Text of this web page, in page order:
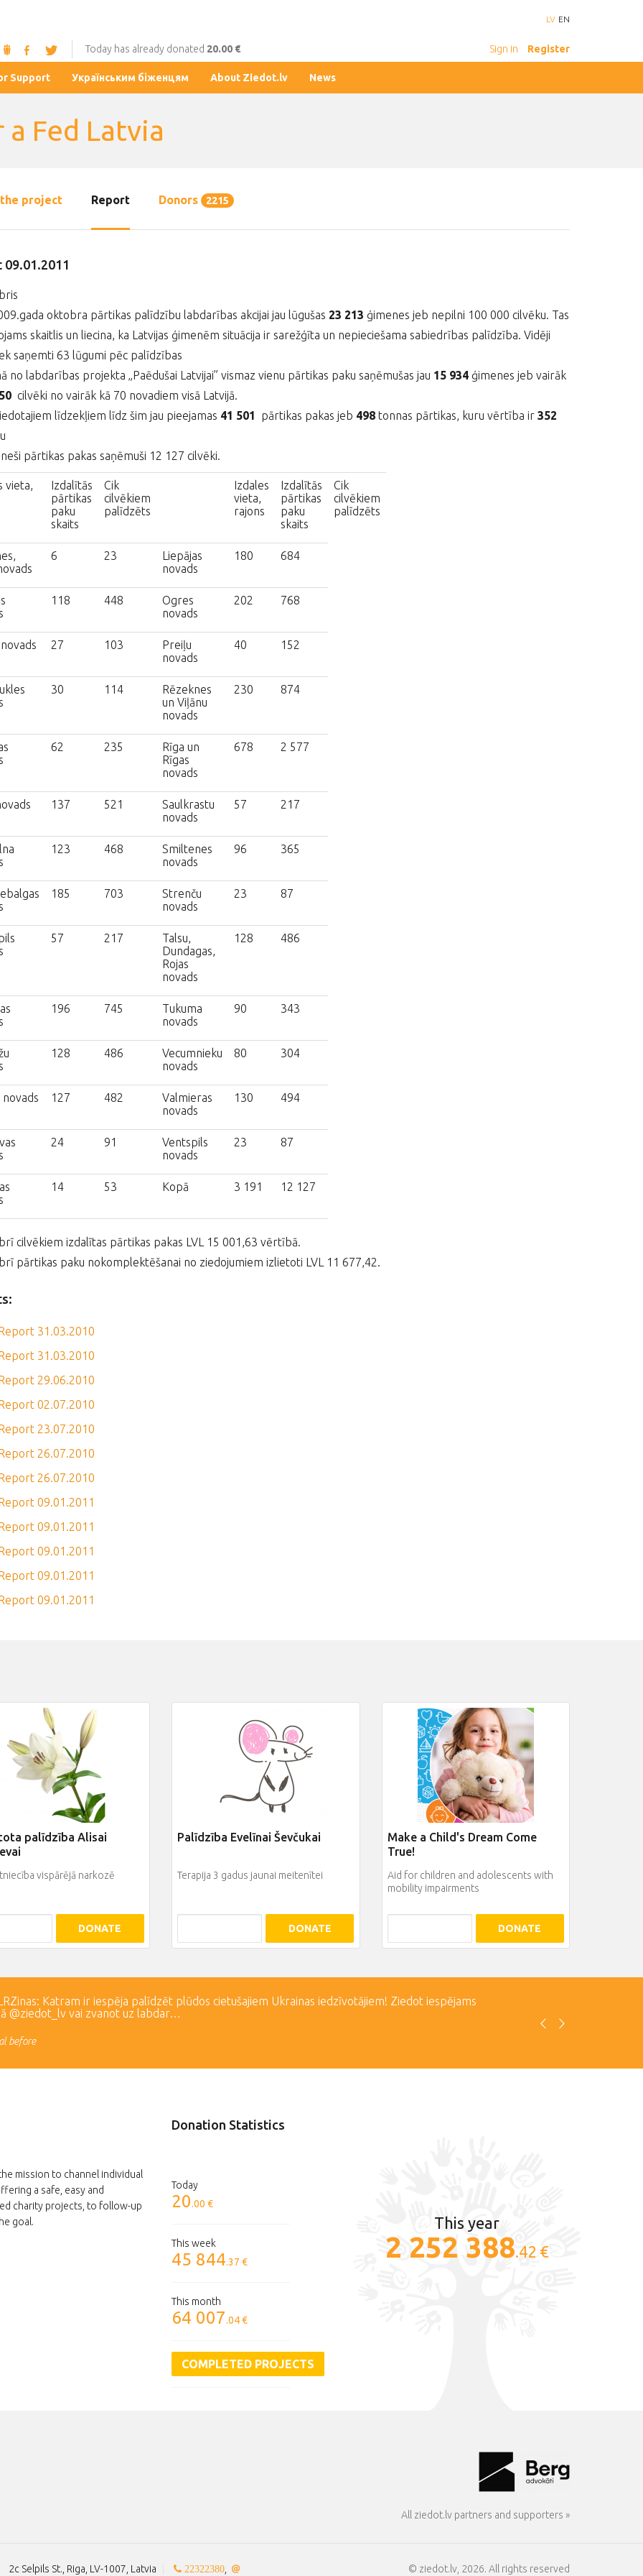
LV EN
Today has already donated 20.00 € Sign in Register
Support Українським біженцям About Ziedot.lv News
a Fed Latvia
project Report Donors 2215
09.01.2011
oktobra pārtikas palīdzību labdarības akcijai jau lūgušas 23 213 ģimenes jeb nepilni 100 000 cilvēku. Tas
skaitlis un liecina, ka Latvijas ģimenēm situācija ir sarežģīta un nepieciešama sabiedrības palīdzība. Vidēji
saņemti 63 lūgumi pēc palīdzības
no labdarības projekta „Paēdušai Latvijai” vismaz vienu pārtikas paku saņēmušas jau 15 934ģimenes jeb vairāk
cilvēki no vairāk kā 70 novadiem visā Latvijā.
līdzekļiem līdz šim jau pieejamas 41 501 pārtikas pakas jeb 498tonnas pārtikas, kuru vērtība ir 352
pārtikas pakas saņēmuši 12 127 cilvēki.
vieta,
Izdalītās
pārtikas
paku
skaits
Cik
cilvēkiem
palīdzēts
Izdales
vieta,
rajons
Izdalītās
pārtikas
paku
skaits
Cik
cilvēkiem
palīdzēts
6 23
Liepājas
novads
180 684
118 448
Ogres
novads
202 768
27 103
Preiļu
novads
40 152
30 114
Rēzeknes
un Viļānu
novads
230 874
62 235
Rīga un
Rīgas
novads
678 2 577
137 521
Saulkrastu
novads
57 217
123 468
Smiltenes
novads
96 365
185 703
Strenču
novads
23 87
57 217
Talsu,
Dundagas,
Rojas
novads
128 486
196 745
Tukuma
novads
90 343
128 486
Vecumnieku
novads
80 304
novads 127 482
Valmieras
novads
130 494
24 91
Ventspils
novads
23 87
14 53 Kopā 3 191 12 127
cilvēkiem izdalītas pārtikas pakas LVL 15 001,63 vērtībā.
pārtikas paku nokomplektēšanai no ziedojumiem izlietoti LVL 11 677,42.
Report 31.03.2010
Report 31.03.2010
Report 29.06.2010
Report 02.07.2010
Report 23.07.2010
Report 26.07.2010
Report 26.07.2010
Report 09.01.2011
Report 09.01.2011
Report 09.01.2011
Report 09.01.2011
Report 09.01.2011
palīdzība Alisai
vispārējā narkozē
DONATE
Palīdzība Evelīnai Ševčukai
Terapija 3 gadus jaunai meitenītei
DONATE
Make a Child's Dream Come
True!
Aid for children and adolescents with
mobility impairments
DONATE
Katram ir iespēja palīdzēt plūdos cietušajiem Ukrainas iedzīvotājiem! Ziedot iespējams
@ziedot_lv vai zvanot uz labdar…
before
mission to channel individual
a safe, easy and
charity projects, to follow-up
goal.
Donation Statistics
Today
20.00 €
This week
45 844.37 €
This month
64 007.04 €
COMPLETED PROJECTS
This year
2 252 388.42 €
All ziedot.lv partners and supporters »
2c Selpils St., Riga, LV-1007, Latvia 22322380 © ziedot.lv, 2026. All rights reserved